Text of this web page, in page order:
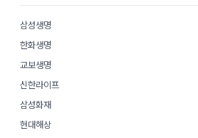
삼성생명
한화생명
교보생명
신한라이프
삼성화재
현대해상